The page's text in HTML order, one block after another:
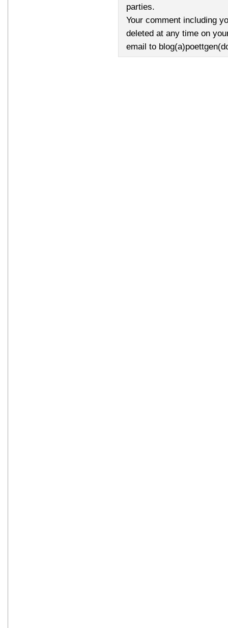
parties.
Your comment including
deleted at any time on
email to